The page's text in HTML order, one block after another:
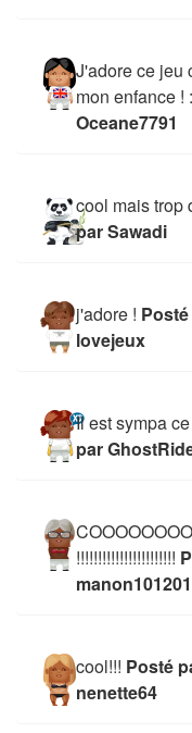
J'adore ce jeu
mon enfance !
Oceane7791
cool mais trop
par Sawadi
j'adore !
lovejeux
Il est sympa
par
!!!!!!!!!!!!!!!!!!!!!!!
manon101201
cool!!! Posté
nenette64